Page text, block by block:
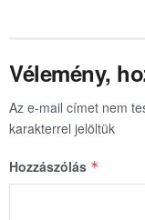
Vélemény,
Az e-mail címet nem
karakterrel jelöltük
Hozzászólás *